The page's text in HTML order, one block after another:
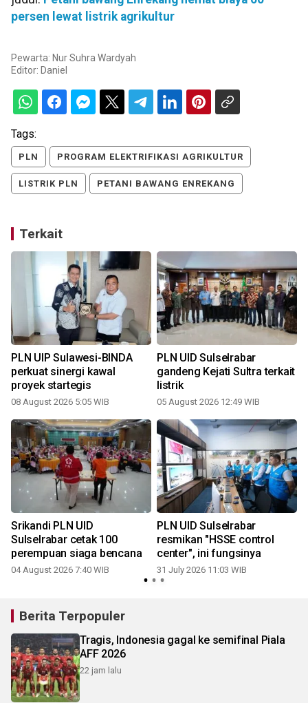
persen lewat listrik agrikultur
Pewarta: Nur Suhra Wardyah
Editor: Daniel
Tags:
PLN PROGRAM ELEKTRIFIKASI AGRIKULTUR
LISTRIK PLN PETANI BAWANG ENREKANG
Terkait
PLN UIP Sulawesi-BINDA
perkuat sinergi kawal
proyek startegis
08 August 2026 5:05 WIB
PLN UID Sulselrabar
gandeng Kejati Sultra terkait
listrik
05 August 2026 12:49 WIB
Srikandi PLN UID
Sulselrabar cetak 100
perempuan siaga bencana
04 August 2026 7:40 WIB
PLN UID Sulselrabar
resmikan "HSSE control
center", ini fungsinya
31 July 2026 11:03 WIB
Berita Terpopuler
Tragis, Indonesia gagal ke semifinal Piala
AFF 2026
22 jam lalu